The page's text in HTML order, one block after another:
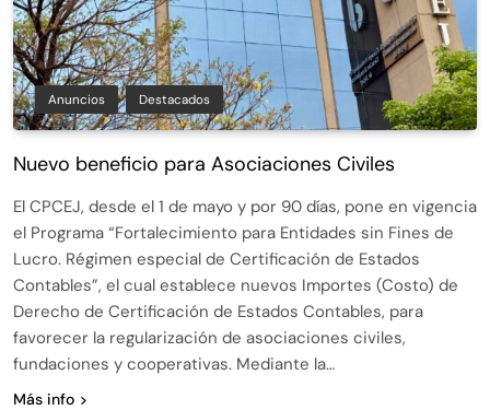
Anuncios Destacados
Nuevo beneficio para Asociaciones Civiles
El CPCEJ, desde el 1 de mayo y por 90 días, pone en vigencia
el Programa “Fortalecimiento para Entidades sin Fines de
Lucro. Régimen especial de Certificación de Estados
Contables”, el cual establece nuevos Importes (Costo) de
Derecho de Certificación de Estados Contables, para
favorecer la regularización de asociaciones civiles,
fundaciones y cooperativas. Mediante la…
Más info